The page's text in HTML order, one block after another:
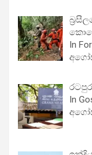
In
In